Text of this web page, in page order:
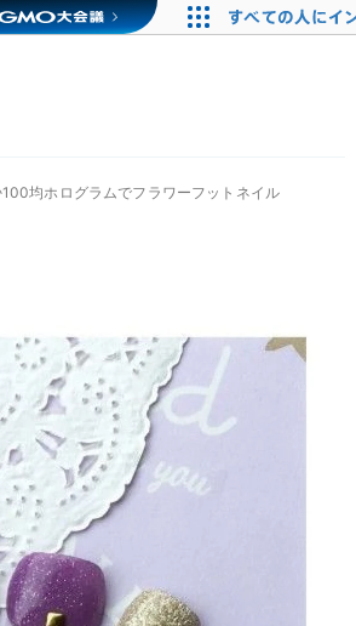
均ホログラムでフラワーフットネイル